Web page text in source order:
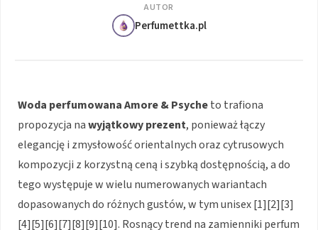
AUTOR
Perfumettka.pl
Woda perfumowana Amore & Psycheto trafiona
propozycja nawyjątkowy prezent, ponieważ łączy
elegancję i zmysłowość orientalnych oraz cytrusowych
kompozycji z korzystną ceną i szybką dostępnością, a do
tego występuje w wielu numerowanych wariantach
dopasowanych do różnych gustów, w tym unisex [1][2][3]
[4][5][6][7][8][9][10]. Rosnący trend na zamienniki perfum